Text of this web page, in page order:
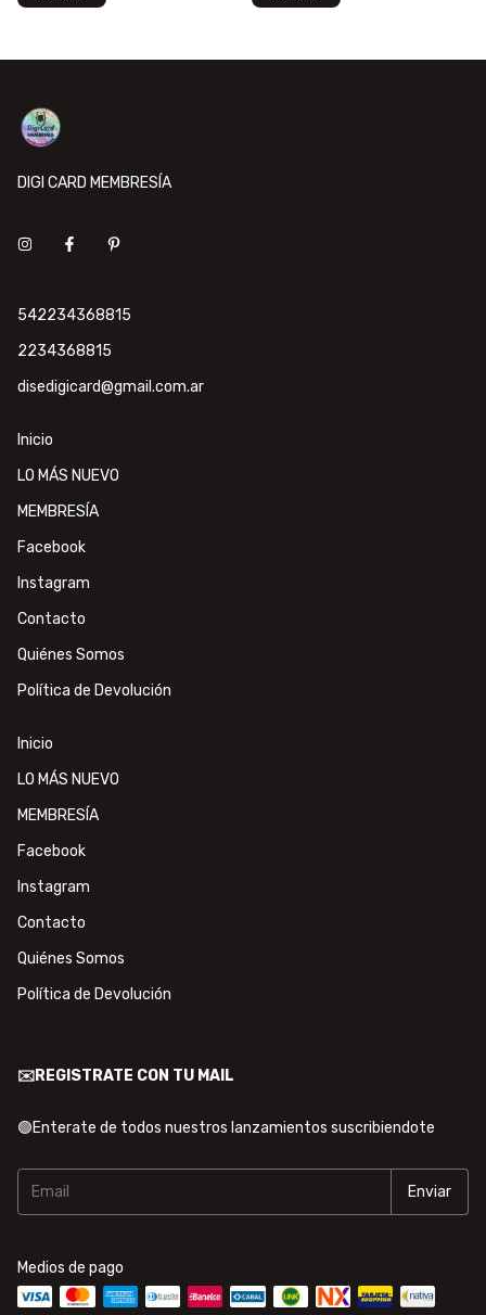
DIGI CARD MEMBRESÍA
542234368815
2234368815
disedigicard@gmail.com.ar
Inicio
LO MÁS NUEVO
MEMBRESÍA
Facebook
Instagram
Contacto
Quiénes Somos
Política de Devolución
Inicio
LO MÁS NUEVO
MEMBRESÍA
Facebook
Instagram
Contacto
Quiénes Somos
Política de Devolución
✉️REGISTRATE CON TU MAIL
🟢Enterate de todos nuestros lanzamientos suscribiendote
Medios de pago